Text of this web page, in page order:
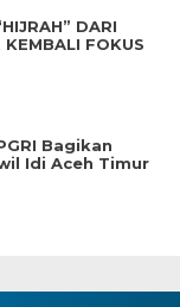
DARI
FOKUS
Bagikan
Idi Aceh Timur